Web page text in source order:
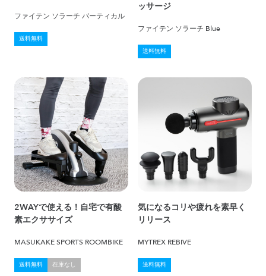
ファイテン ソラーチ バーティカル
送料無料
ッサージ
ファイテン ソラーチ Blue
送料無料
2WAYで使える！自宅で有酸
素エクササイズ
MASUKAKE SPORTS ROOMBIKE
送料無料 在庫なし
気になるコリや疲れを素早く
リリース
MYTREX REBIVE
送料無料